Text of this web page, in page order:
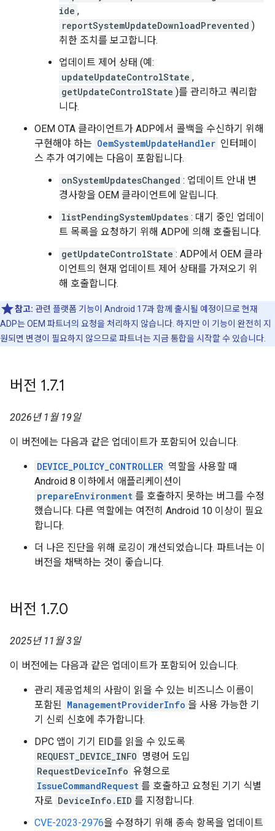
ide ,
reportSystemUpdateDownloadPrevented )
취한 조치를 보고합니다.
업데이트 제어 상태 (예:
updateUpdateControlState ,
getUpdateControlState )를 관리하고 쿼리합
니다.
OEM OTA 클라이언트가 ADP에서 콜백을 수신하기 위해
구현해야 하는 OemSystemUpdateHandler 인터페이
스 추가 여기에는 다음이 포함됩니다.
onSystemUpdatesChanged : 업데이트 안내 변
경사항을 OEM 클라이언트에 알립니다.
listPendingSystemUpdates : 대기 중인 업데이
트 목록을 요청하기 위해 ADP에 의해 호출됩니다.
getUpdateControlState : ADP에서 OEM 클라
이언트의 현재 업데이트 제어 상태를 가져오기 위
해 호출합니다.
참고: 관련 플랫폼 기능이 Android 17과 함께 출시될 예정이므로 현재
ADP는 OEM 파트너의 요청을 처리하지 않습니다. 하지만 이 기능이 완전히 지
원되면 변경이 필요하지 않으므로 파트너는 지금 통합을 시작할 수 있습니다.
버전 1.7.1
2026년 1월 19일
이 버전에는 다음과 같은 업데이트가 포함되어 있습니다.
DEVICE_POLICY_CONTROLLER 역할을 사용할 때
Android 8 이하에서 애플리케이션이
prepareEnvironment 를 호출하지 못하는 버그를 수정
했습니다. 다른 역할에는 여전히 Android 10 이상이 필요
합니다.
더 나은 진단을 위해 로깅이 개선되었습니다. 파트너는 이
버전을 채택하는 것이 좋습니다.
버전 1.7.0
2025년 11월 3일
이 버전에는 다음과 같은 업데이트가 포함되어 있습니다.
관리 제공업체의 사람이 읽을 수 있는 비즈니스 이름이
포함된 ManagementProviderInfo 을 사용 가능한 기
기 신뢰 신호에 추가합니다.
DPC 앱이 기기 EID를 읽을 수 있도록
REQUEST_DEVICE_INFO 명령어 도입
RequestDeviceInfo 유형으로
IssueCommandRequest 를 호출하고 요청된 기기 식별
자로 DeviceInfo.EID 를 지정합니다.
CVE-2023-2976을 수정하기 위해 종속 항목을 업데이트